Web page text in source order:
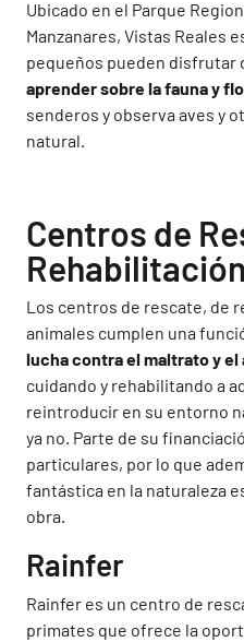
Ubicado en el Parque
Manzanares, Vistas Reales
pequeños pueden disfrutar
aprender sobre la fauna y
senderos y observa aves y
natural.
Centros de
Los centros de rescate, de
animales cumplen una
lucha contra el maltrato y el
cuidando y rehabilitando a
reintroducir en su entorno
ya no. Parte de su
particulares, por lo que
fantástica en la naturaleza
obra.
Rainfer
Rainfer es un centro de
primates que ofrece la